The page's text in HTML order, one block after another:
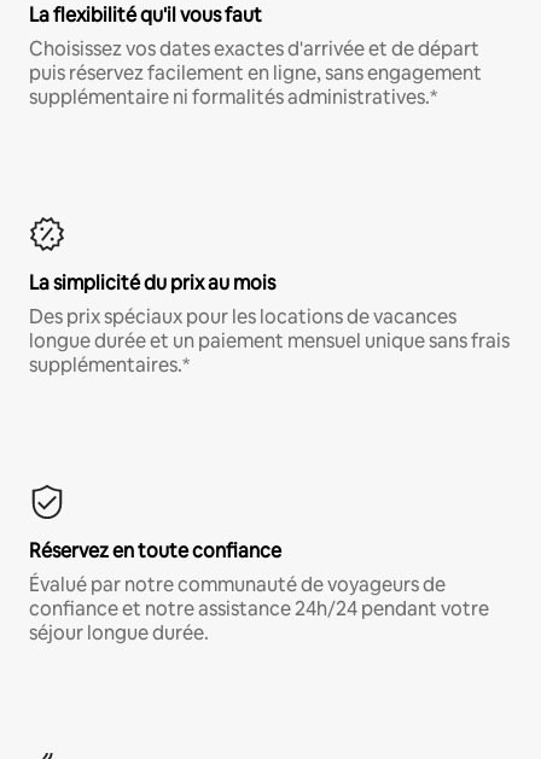
La flexibilité qu'il vous faut
Choisissez vos dates exactes d'arrivée et de départ
puis réservez facilement en ligne, sans engagement
supplémentaire ni formalités administratives.*
La simplicité du prix au mois
Des prix spéciaux pour les locations de vacances
longue durée et un paiement mensuel unique sans frais
supplémentaires.*
Réservez en toute confiance
Évalué par notre communauté de voyageurs de
confiance et notre assistance 24h/24 pendant votre
séjour longue durée.